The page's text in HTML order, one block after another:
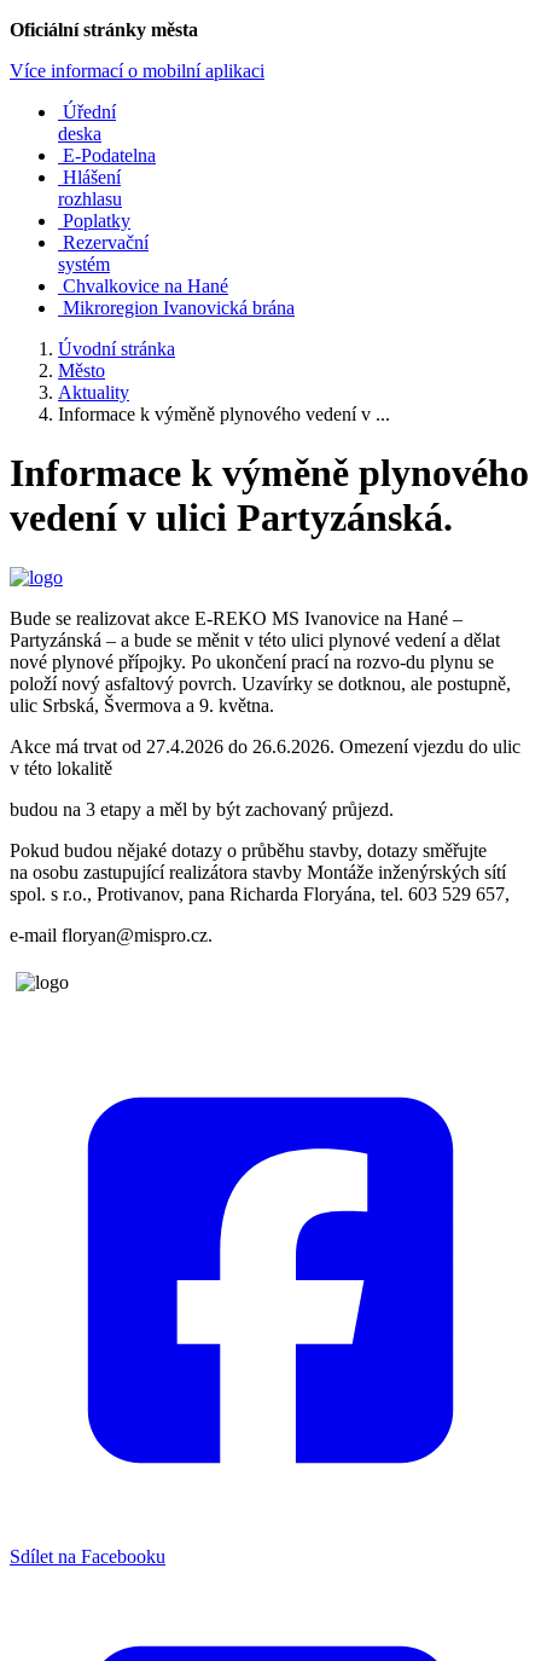
Oficiální stránky města
Více informací o mobilní aplikaci
Úřední
deska
E-Podatelna
Hlášení
rozhlasu
Poplatky
Rezervační
systém
Chvalkovice na Hané
Mikroregion Ivanovická brána
Úvodní stránka
Město
Aktuality
Informace k výměně plynového vedení v ...
Informace k výměně plynového
vedení v ulici Partyzánská.
Bude se realizovat akce E-REKO MS Ivanovice na Hané –
Partyzánská – a bude se měnit v této ulici plynové vedení a dělat
nové plynové přípojky. Po ukončení prací na rozvo-du plynu se
položí nový asfaltový povrch. Uzavírky se dotknou, ale postupně,
ulic Srbská, Švermova a 9. května.
Akce má trvat od 27.4.2026 do 26.6.2026. Omezení vjezdu do ulic
v této lokalitě
budou na 3 etapy a měl by být zachovaný průjezd.
Pokud budou nějaké dotazy o průběhu stavby, dotazy směřujte
na osobu zastupující realizátora stavby Montáže inženýrských sítí
spol. s r.o., Protivanov, pana Richarda Floryána, tel. 603 529 657,
e-mail floryan@mispro.cz.
Sdílet na Facebooku